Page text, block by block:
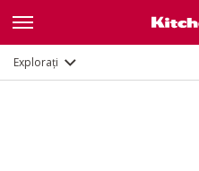
Explorați